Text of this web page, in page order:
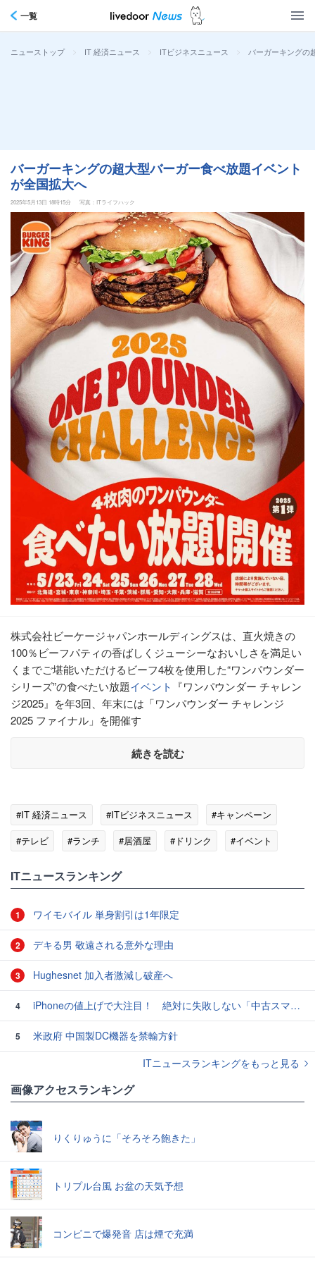
一覧
ニューストップ > IT 経済ニュース > ITビジネスニュース > バーガーキングの
バーガーキングの超大型バーガー食べ放題イベント
が全国拡大へ
2025年5月13日 18時15分 写真：ITライフハック
株式会社ビーケージャパンホールディングスは、直火焼きの
100％ビーフパティの香ばしくジューシーなおいしさを満足い
くまでご堪能いただけるビーフ4枚を使用した“ワンパウンダー
シリーズ”の食べたい放題イベント 『ワンパウンダー チャレン
ジ2025』を年3回、年末には「ワンパウンダー チャレンジ
2025 ファイナル」を開催す
続きを読む
#IT 経済ニュース #ITビジネスニュース
#キャンペーン
#テレビ
#ランチ #居酒屋 #ドリンク
#イベント
ITニュースランキング
1 ワイモバイル 単身割引は1年限定
2 デキる男 敬遠される意外な理由
3 Hughesnet 加入者激減し破産へ
4 iPhoneの値上げで大注目！ 絶対に失敗しない「中古スマホ」の売り方＆買い方
5
米政府 中国製DC機器を禁輸方針
ITニュースランキングをもっと見る
画像アクセスランキング
りくりゅうに「そろそろ飽きた」
トリプル台風 お盆の天気予想
コンビニで爆発音 店は煙で充満